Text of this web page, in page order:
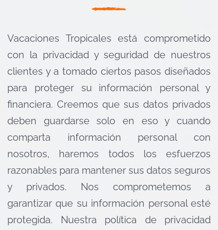
Vacaciones Tropicales está comprometido
con la privacidad y seguridad de nuestros
clientes y a tomado ciertos pasos diseñados
para proteger su información personal y
financiera. Creemos que sus datos privados
deben guardarse solo en eso y cuando
comparta información personal con
nosotros, haremos todos los esfuerzos
razonables para mantener sus datos seguros
y privados. Nos comprometemos a
garantizar que su información personal esté
protegida. Nuestra política de privacidad